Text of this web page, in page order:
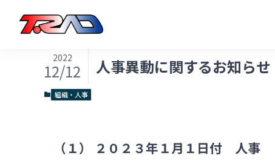
人事異動に関するお知ら
2022
12/12
組織・人事
（１） ２０２３年１月１日付 人事